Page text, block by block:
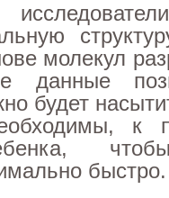
молекул
данные
будет
к
быстро.